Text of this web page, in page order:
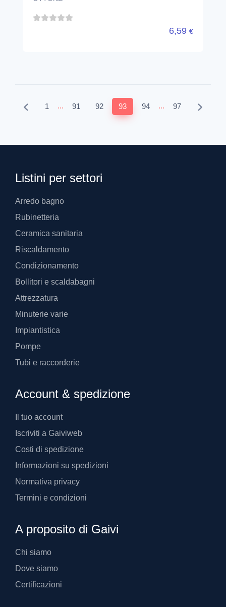
6,59 €
1 ... 91 92 93 94 ... 97
Listini per settori
Arredo bagno
Rubinetteria
Ceramica sanitaria
Riscaldamento
Condizionamento
Bollitori e scaldabagni
Attrezzatura
Minuterie varie
Impiantistica
Pompe
Tubi e raccorderie
Account & spedizione
Il tuo account
Iscriviti a Gaiviweb
Costi di spedizione
Informazioni su spedizioni
Normativa privacy
Termini e condizioni
A proposito di Gaivi
Chi siamo
Dove siamo
Certificazioni